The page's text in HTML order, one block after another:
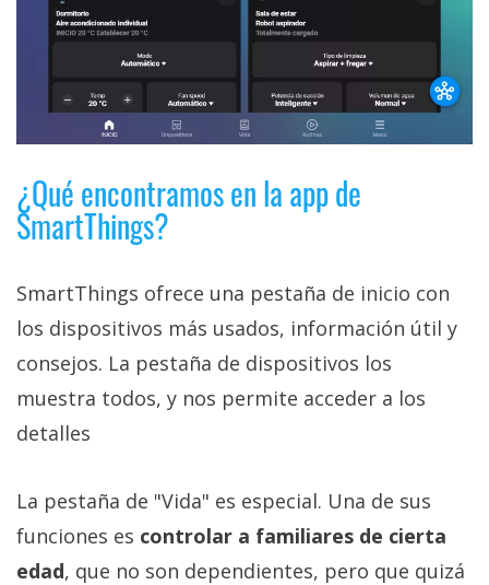
¿Qué encontramos en la app de
SmartThings?
SmartThings ofrece una pestaña de inicio con
los dispositivos más usados, información útil y
consejos. La pestaña de dispositivos los
muestra todos, y nos permite acceder a los
detalles
La pestaña de "Vida" es especial. Una de sus
funciones es controlar a familiares de cierta
edad, que no son dependientes, pero que quizá